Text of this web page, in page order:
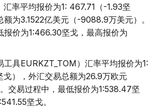
率平均报价为1: 467.71（-1.93坚
为3.1522亿美元（-9088.9万美元）。
报价为1:466.30坚戈，最高报价为
工具EURKZT_TOM）汇率平均报价为1:
），外汇交易总额为26.9万欧元
交易过程中，最低报价为1:538.47坚
坚戈。